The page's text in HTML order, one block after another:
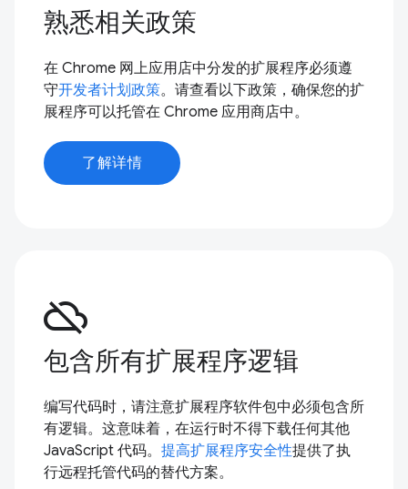
熟悉相关政策
在 Chrome 网上应用店中分发的扩展程序必须遵
守开发者计划政策。请查看以下政策，确保您的扩
展程序可以托管在 Chrome 应用商店中。
了解详情
cloud_off
包含所有扩展程序逻辑
编写代码时，请注意扩展程序软件包中必须包含所
有逻辑。这意味着，在运行时不得下载任何其他
JavaScript 代码。 提高扩展程序安全性提供了执
行远程托管代码的替代方案。